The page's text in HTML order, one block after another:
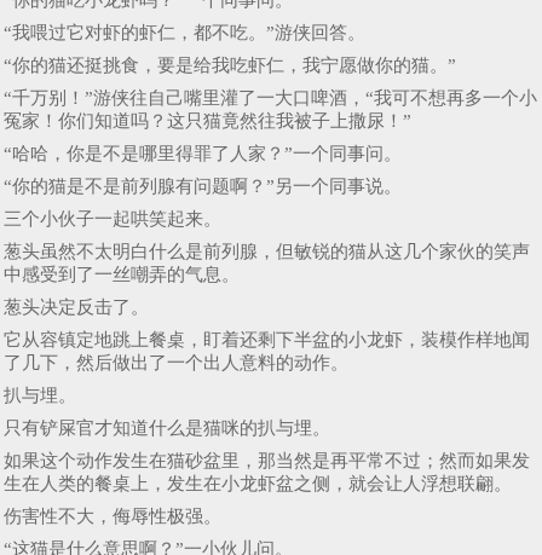
“我喂过它对虾的虾仁，都不吃。”游侠回答。
“你的猫还挺挑食，要是给我吃虾仁，我宁愿做你的猫。”
“千万别！”游侠往自己嘴里灌了一大口啤酒，“我可不想再多一个小
冤家！你们知道吗？这只猫竟然往我被子上撒尿！”
“哈哈，你是不是哪里得罪了人家？”一个同事问。
“你的猫是不是前列腺有问题啊？”另一个同事说。
三个小伙子一起哄笑起来。
葱头虽然不太明白什么是前列腺，但敏锐的猫从这几个家伙的笑声
中感受到了一丝嘲弄的气息。
葱头决定反击了。
它从容镇定地跳上餐桌，盯着还剩下半盆的小龙虾，装模作样地闻
了几下，然后做出了一个出人意料的动作。
扒与埋。
只有铲屎官才知道什么是猫咪的扒与埋。
如果这个动作发生在猫砂盆里，那当然是再平常不过；然而如果发
生在人类的餐桌上，发生在小龙虾盆之侧，就会让人浮想联翩。
伤害性不大，侮辱性极强。
“这猫是什么意思啊？”一小伙儿问。